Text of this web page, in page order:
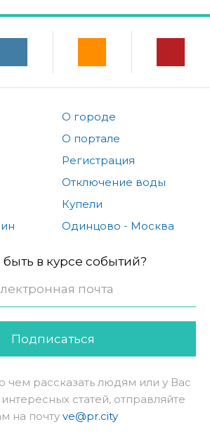
О городе
О портале
Регистрация
Отключение воды
Купели
Одинцово - Москва
быть в курсе событий?
Подписаться
чем рассказать людям или у Вас
статей, отправляйте
на почту ve@pr.city